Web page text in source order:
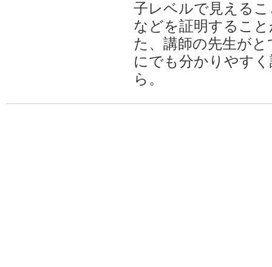
子レベルで見える
などを証明するこ
た、講師の先生が
にでも分かりやす
ら。